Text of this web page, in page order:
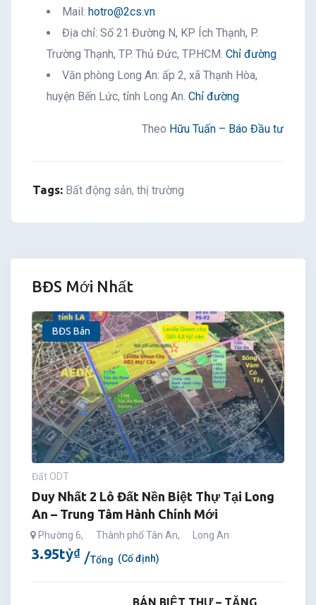
Mail: hotro@2cs.vn
Địa chỉ: Số 21 Đường N, KP Ích Thạnh, P.
Trường Thạnh, TP. Thủ Đức, TP.HCM. Chỉ đường
Văn phòng Long An: ấp 2, xã Thạnh Hòa,
huyện Bến Lức, tỉnh Long An. Chỉ đường
Theo Hữu Tuấn – Báo Đầu tư
Tags: Bất động sản, thị trường
BĐS Mới Nhất
BĐS Bán
Đất ODT
Duy Nhất 2 Lô Đất Nền Biệt Thự Tại Long
An – Trung Tâm Hành Chính Mới
Phường 6, Thành phố Tân An, Long An
3.95tỷ₫ Tổng (Cố định)
BÁN BIỆT THỰ – TẶNG